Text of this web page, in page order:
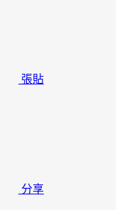
張貼
分享